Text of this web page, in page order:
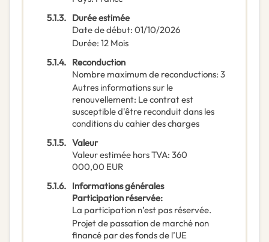
5.1.3. Durée estimée
Date de début: 01/10/2026
Durée: 12 Mois
5.1.4. Reconduction
Nombre maximum de reconductions: 3
Autres informations sur le
renouvellement: Le contrat est
susceptible d'être reconduit dans les
conditions du cahier des charges
5.1.5. Valeur
Valeur estimée hors TVA: 360
000,00 EUR
5.1.6. Informations générales
Participation réservée:
La participation n’est pas réservée.
Projet de passation de marché non
financé par des fonds de l’UE